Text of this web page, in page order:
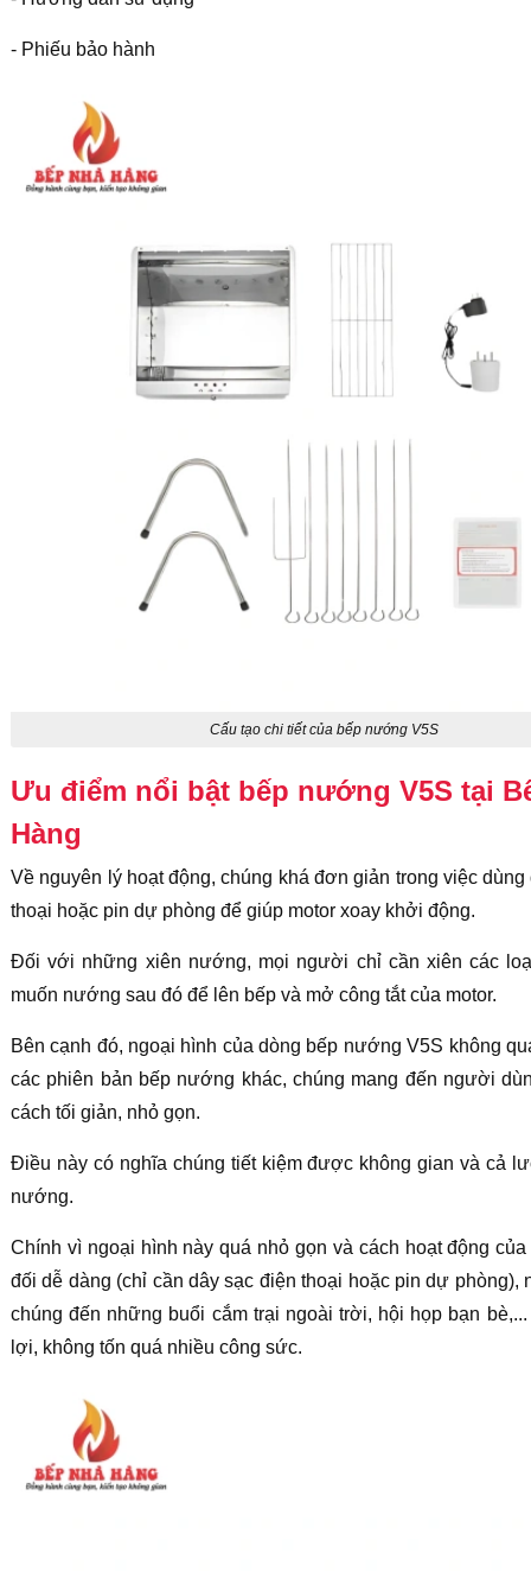
- Phiếu bảo hành
Cấu tạo chi tiết của bếp nướng V5S
Ưu điểm nổi bật bếp nướng V5S tại
Hàng
Về nguyên lý hoạt động, chúng khá đơn giản trong việc dùng
thoại hoặc pin dự phòng để giúp motor xoay khởi động.
Đối với những xiên nướng, mọi người chỉ cần xiên các
muốn nướng sau đó để lên bếp và mở công tắt của motor.
Bên cạnh đó, ngoại hình của dòng bếp nướng V5S không
các phiên bản bếp nướng khác, chúng mang đến người
cách tối giản, nhỏ gọn.
Điều này có nghĩa chúng tiết kiệm được không gian và cả
nướng.
Chính vì ngoại hình này quá nhỏ gọn và cách hoạt động
đối dễ dàng (chỉ cần dây sạc điện thoại hoặc pin dự phòng),
chúng đến những buổi cắm trại ngoài trời, hội họp bạn
lợi, không tốn quá nhiều công sức.